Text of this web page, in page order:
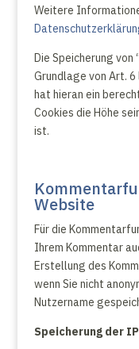
Weitere
Die Speicherung
Grundlage von Art.
hat hieran ein
Cookies die Höhe
ist.
Website
Für die
Ihrem Kommentar
Erstellung des
wenn Sie nicht
Nutzername
Speicherung der